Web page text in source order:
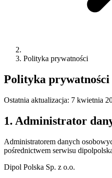
Polityka prywatności
Polityka prywatności
Ostatnia aktualizacja: 7 kwietnia
1. Administrator
Administratorem danych
pośrednictwem serwisu
Dipol Polska Sp. z o.o.